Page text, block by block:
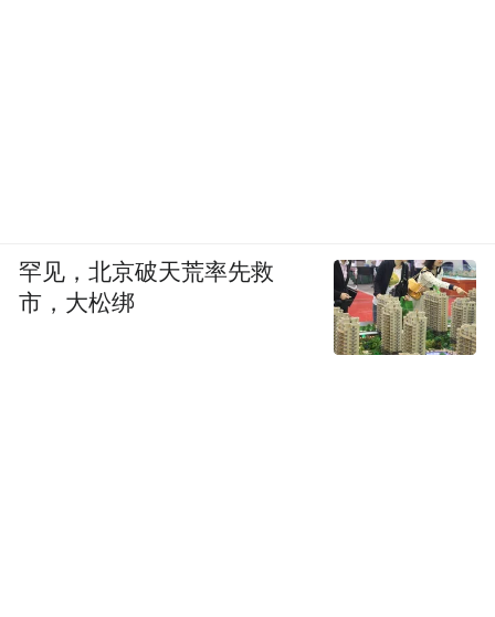
罕见，北京破天荒率先救
市，大松绑